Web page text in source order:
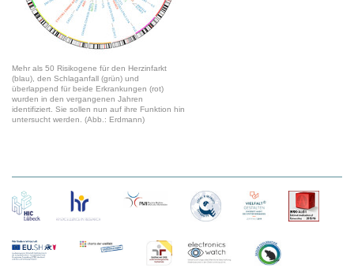
Mehr als 50 Risikogene für den Herzinfarkt
(blau), den Schlaganfall (grün) und
überlappend für beide Erkrankungen (rot)
wurden in den vergangenen Jahren
identifiziert. Sie sollen nun auf ihre Funktion hin
untersucht werden. (Abb.: Erdmann)